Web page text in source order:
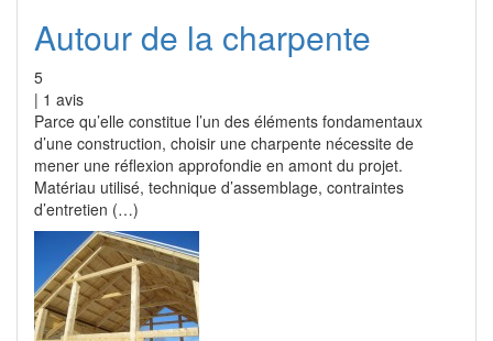
Autour de la charpente
5
| 1 avis
Parce qu’elle constitue l’un des éléments fondamentaux
d’une construction, choisir une charpente nécessite de
mener une réflexion approfondie en amont du projet.
Matériau utilisé, technique d’assemblage, contraintes
d’entretien (…)